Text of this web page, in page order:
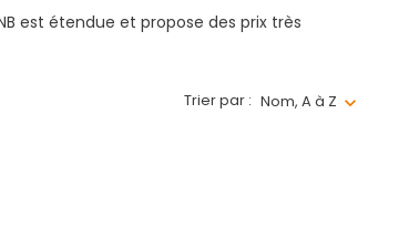
est étendue et propose des prix très
Trier par : Nom, A à Z